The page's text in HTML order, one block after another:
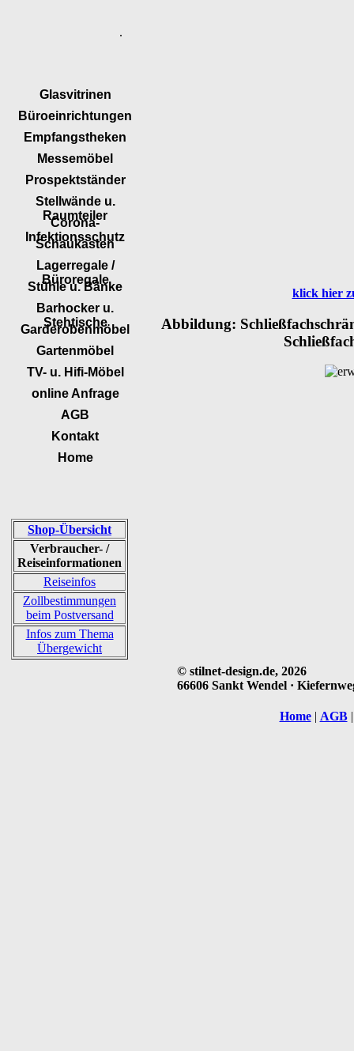
.
Glasvitrinen
Büroeinrichtungen
Empfangstheken
Messemöbel
Prospektständer
Stellwände u.
Raumteiler
Corona-
Infektionsschutz
Schaukästen
Lagerregale /
Büroregale
Stühle u. Bänke
Barhocker u.
Stehtische
Garderobenmöbel
Gartenmöbel
TV- u. Hifi-Möbel
online Anfrage
AGB
Kontakt
Home
Shop-Übersicht
Verbraucher- /
Reiseinformationen
Reiseinfos
Zollbestimmungen
beim Postversand
Infos zum Thema
Übergewicht
klick hier
Abbildung:
© stilnet-design.de, 2026
66606 Sankt Wendel ·
Home| AGB